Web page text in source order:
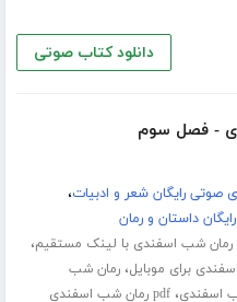
دانلود کتاب صوتی
- فصل سوم
صوتی رایگان شعر و ادبیات،
داستان و رمان
رمان شب اسفندی با لینک مستقیم،
برای موبایل،رمان شب
اسفندی،
pdf رمان شب اسفندی